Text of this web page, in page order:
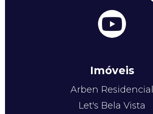
Imóveis
Arben Residencial
Let's Bela Vista